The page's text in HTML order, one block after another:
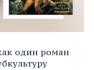
один роман